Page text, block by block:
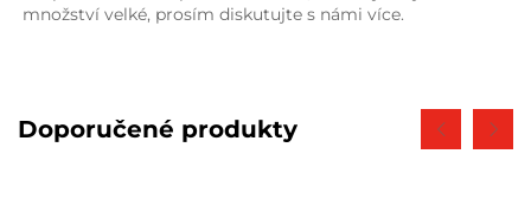
množství velké, prosím diskutujte s námi více.
Doporučené produkty